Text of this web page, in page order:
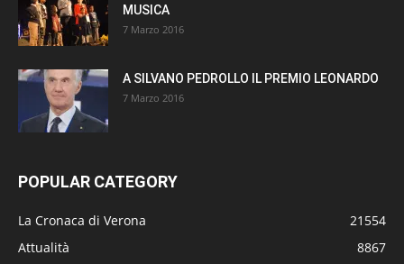
MUSICA
7 Marzo 2016
A SILVANO PEDROLLO IL PREMIO LEONARDO
7 Marzo 2016
POPULAR CATEGORY
La Cronaca di Verona
21554
Attualità
8867